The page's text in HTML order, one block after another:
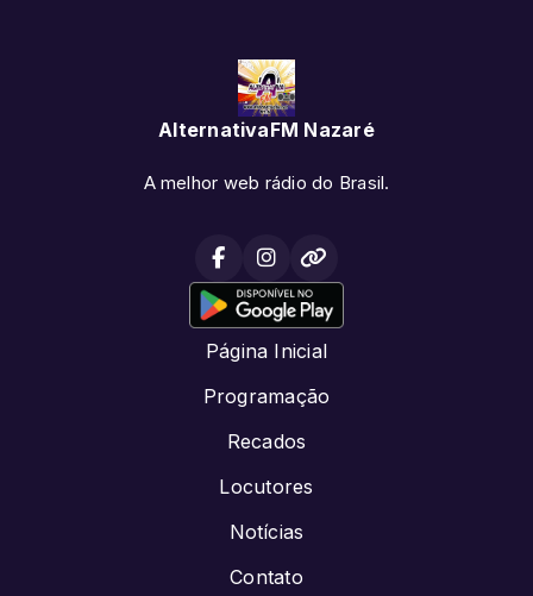
AlternativaFM Nazaré
A melhor web rádio do Brasil.
Página Inicial
Programação
Recados
Locutores
Notícias
Contato